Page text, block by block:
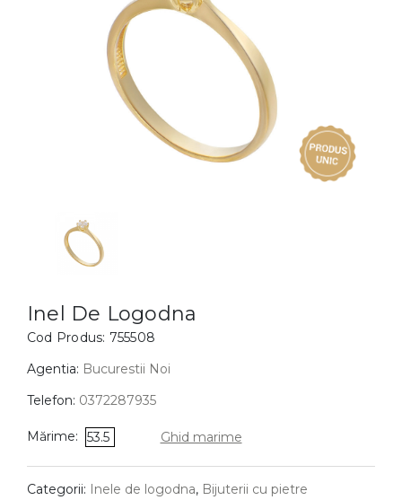
BIJUTERII COPII
Cercei
Bratari
Coliere
Lanturi
Pandantive
DIAMANTE Vezi toate
Inel De Logodna
Cod Produs: 755508
Agentia: Bucurestii Noi
Telefon: 0372287935
Mărime: 53.5 Ghid marime
Categorii: Inele de logodna, Bijuterii cu pietre